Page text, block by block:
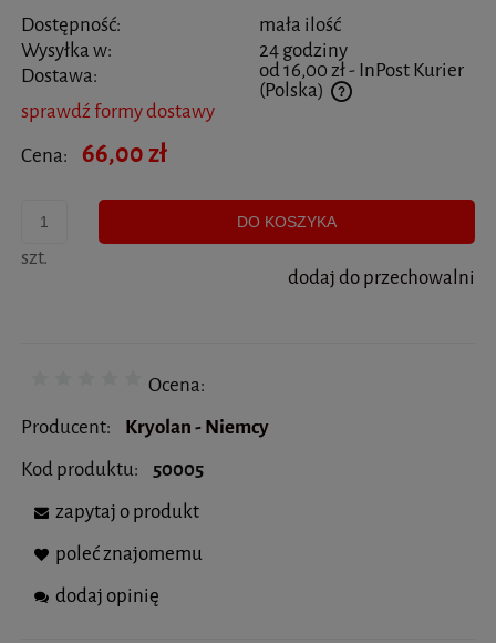
Dostępność:
mała ilość
Wysyłka w:
24 godziny
Dostawa:
od 16,00 zł- InPost Kurier
(Polska)
Cena nie zawiera ewentualnych kosztów płatności
sprawdź formy dostawy
Cena:
66,00 zł
szt.
DO KOSZYKA
dodaj do przechowalni
Ocena:
Producent:
Kryolan - Niemcy
Kod produktu:
50005
zapytaj o produkt
poleć znajomemu
dodaj opinię